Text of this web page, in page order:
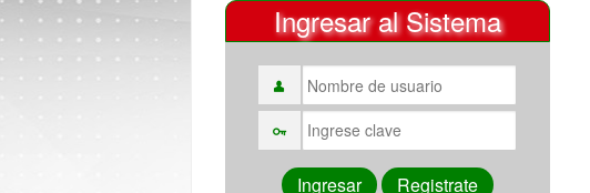
Ingresar al Sistema